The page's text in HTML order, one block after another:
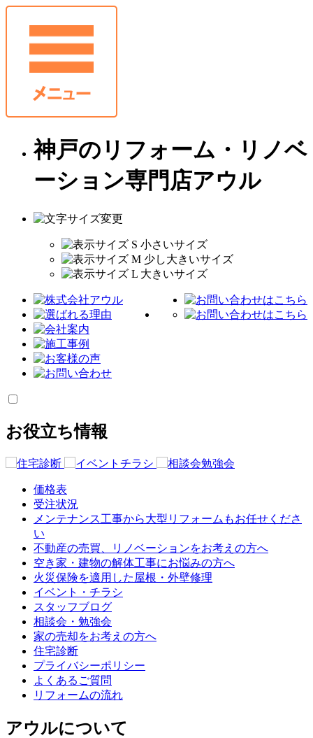
神戸のリフォーム・リノベ
ーション専門店アウル
お役立ち情報
価格表
受注状況
メンテナンス工事から大型リフォームもお任せくださ
い
不動産の売買、リノベーションをお考えの方へ
空き家・建物の解体工事にお悩みの方へ
火災保険を適用した屋根・外壁修理
イベント・チラシ
スタッフブログ
相談会・勉強会
家の売却をお考えの方へ
住宅診断
プライバシーポリシー
よくあるご質問
リフォームの流れ
アウルについて